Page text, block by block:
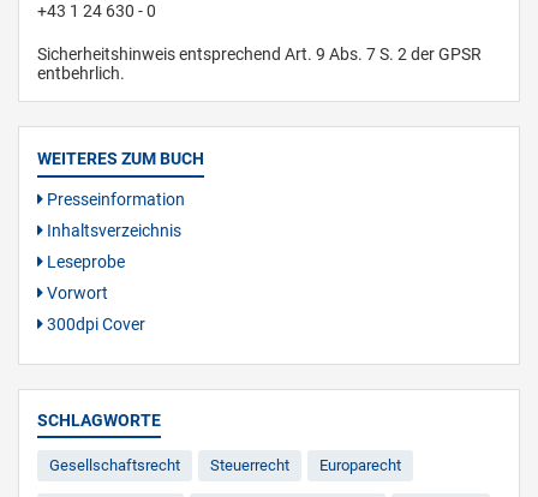
+43 1 24 630 - 0
Sicherheitshinweis entsprechend Art. 9 Abs. 7 S. 2 der GPSR
entbehrlich.
WEITERES ZUM BUCH
Presseinformation
Inhaltsverzeichnis
Leseprobe
Vorwort
300dpi Cover
SCHLAGWORTE
Gesellschaftsrecht Steuerrecht Europarecht